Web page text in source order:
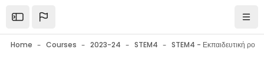
Open the sidebar
Home Courses 2023-24 STEM4